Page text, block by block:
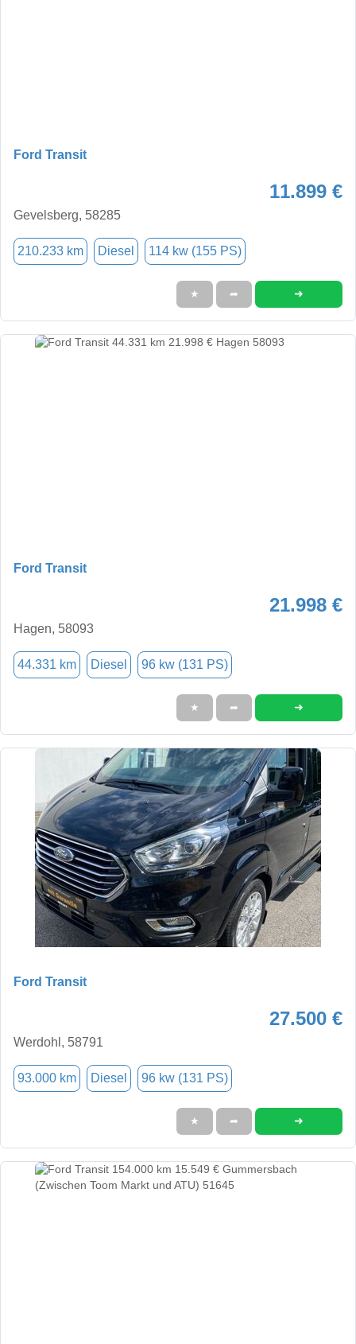
Ford Transit
11.899 €
Gevelsberg, 58285
210.233 km Diesel 114 kw (155 PS)
★ ➦ ➜
Ford Transit
21.998 €
Hagen, 58093
44.331 km Diesel 96 kw (131 PS)
★ ➦ ➜
Ford Transit
27.500 €
Werdohl, 58791
93.000 km Diesel 96 kw (131 PS)
★ ➦ ➜